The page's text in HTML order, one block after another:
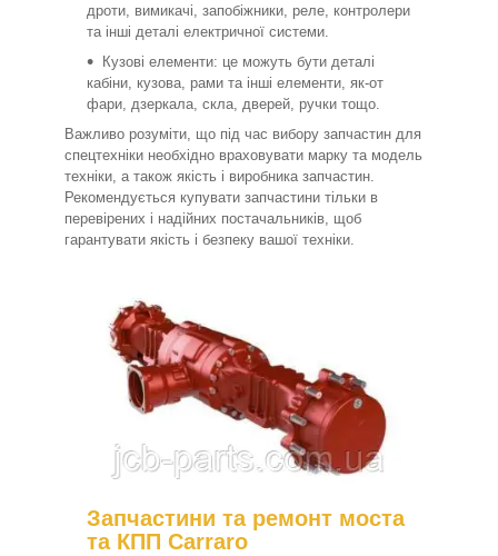
дроти, вимикачі, запобіжники, реле, контролери
та інші деталі електричної системи.
Кузові елементи: це можуть бути деталі
кабіни, кузова, рами та інші елементи, як-от
фари, дзеркала, скла, дверей, ручки тощо.
Важливо розуміти, що під час вибору запчастин для
спецтехніки необхідно враховувати марку та модель
техніки, а також якість і виробника запчастин.
Рекомендується купувати запчастини тільки в
перевірених і надійних постачальників, щоб
гарантувати якість і безпеку вашої техніки.
Запчастини та ремонт моста
та КПП Carraro